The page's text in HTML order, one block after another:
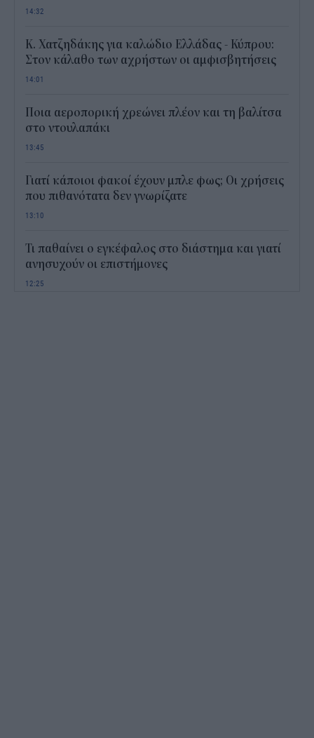
14:32
Κ. Χατζηδάκης για καλώδιο Ελλάδας - Κύπρου:
Στον κάλαθο των αχρήστων οι αμφισβητήσεις
14:01
Ποια αεροπορική χρεώνει πλέον και τη βαλίτσα
στο ντουλαπάκι
13:45
Γιατί κάποιοι φακοί έχουν μπλε φως; Οι χρήσεις
που πιθανότατα δεν γνωρίζατε
13:10
Τι παθαίνει ο εγκέφαλος στο διάστημα και γιατί
ανησυχούν οι επιστήμονες
12:25